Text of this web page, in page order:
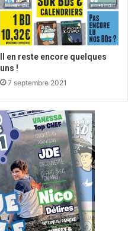
Il en reste encore quelques
uns !
7 septembre 2021